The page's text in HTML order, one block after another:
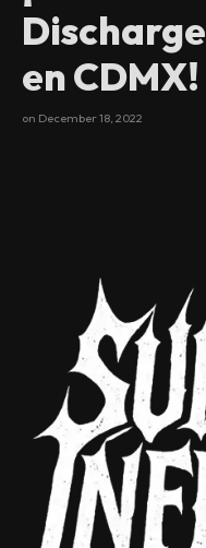
Discharge
en CDMX!
on December 18, 2022